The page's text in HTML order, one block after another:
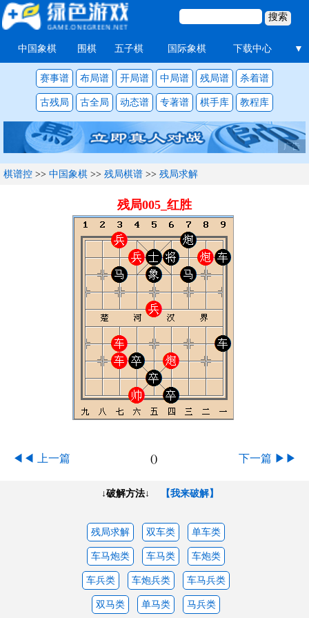
中国象棋 围棋 五子棋 国际象棋 下载中心 ▼
赛事谱 布局谱 开局谱 中局谱 残局谱 杀着谱
古残局 古全局 动态谱 专著谱 棋手库 教程库
广告
棋谱控 >> 中国象棋 >> 残局棋谱 >> 残局求解
残局005_红胜
◀◀ 上一篇 () 下一篇 ▶▶
↓破解方法↓ 【我来破解】
残局求解 双车类 单车类
车马炮类 车马类 车炮类
车兵类 车炮兵类 车马兵类
双马类 单马类 马兵类